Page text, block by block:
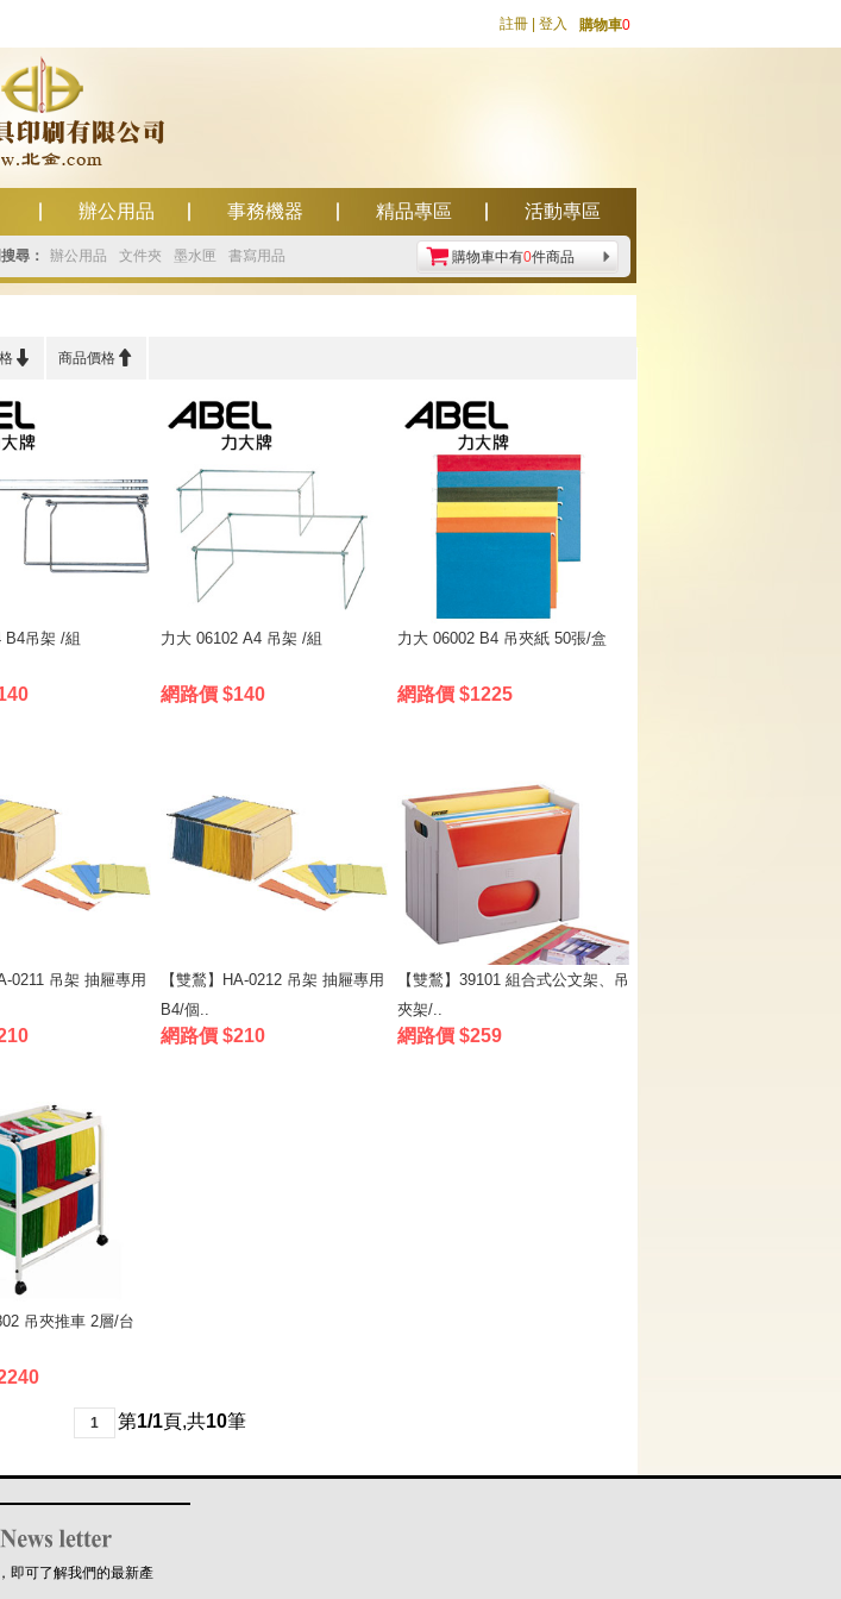
註冊 登入 購物車0
辦公用品 事務機器 精品專區 活動專區
尋： 辦公用品 文件夾 墨水匣 書寫用品 購物車中有0件商品
 商品價格 
B4吊架 /組 力大 06102 A4 吊架 /組
網路價 $140
力大 06002 B4 吊夾紙 50張/盒
網路價 $1225
0211 吊架 抽屜專用
【雙鶖】HA-0212 吊架 抽屜專用
B4/個..
網路價 $210
【雙鶖】39101 組合式公文架、吊
夾架/..
網路價 $259
吊夾推車 2層/台
1 第1/1頁,共10筆
即可了解我們的最新產